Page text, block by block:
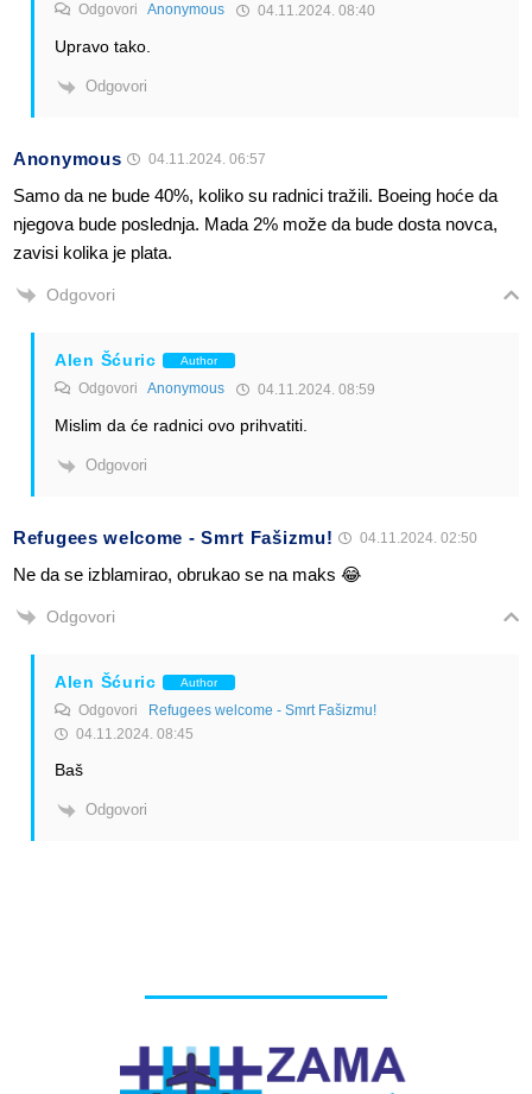
Odgovori Anonymous 04.11.2024. 08:40
Upravo tako.
Odgovori
Anonymous 04.11.2024. 06:57
Samo da ne bude 40%, koliko su radnici tražili. Boeing hoće da
njegova bude poslednja. Mada 2% može da bude dosta novca,
zavisi kolika je plata.
Odgovori
Alen Šćuric Author
Odgovori Anonymous 04.11.2024. 08:59
Mislim da će radnici ovo prihvatiti.
Odgovori
Refugees welcome - Smrt Fašizmu! 04.11.2024. 02:50
Ne da se izblamirao, obrukao se na maks 😂
Odgovori
Alen Šćuric Author
Odgovori
Refugees welcome - Smrt Fašizmu!
04.11.2024. 08:45
Baš
Odgovori